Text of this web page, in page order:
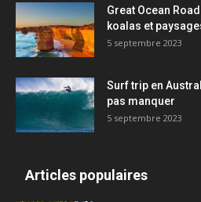
Great Ocean
koalas et
5 septembre 2023
Surf trip en
pas manquer
5 septembre 2023
Articles populaires